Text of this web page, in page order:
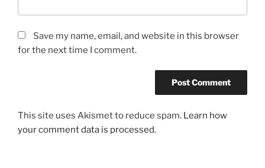
Save my name, email, and website in this browser
for the next time I comment.
This site uses Akismet to reduce spam. Learn how
your comment data is processed.